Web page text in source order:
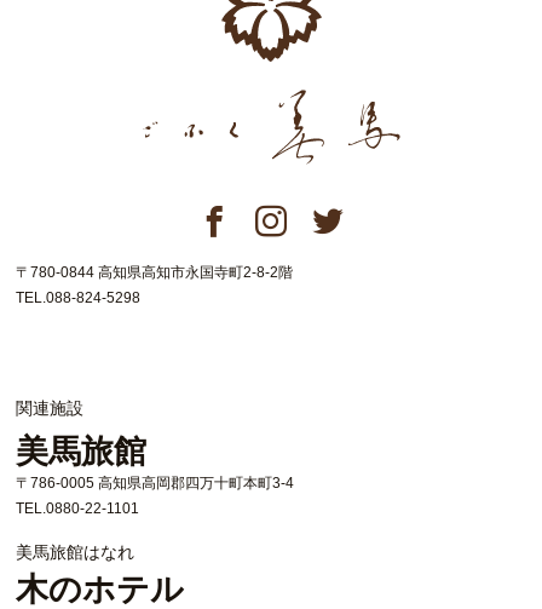
〒780-0844 高知県高知市永国寺町2-8-2階
TEL.088-824-5298
関連施設
美馬旅館
〒786-0005 高知県高岡郡四万十町本町3-4
TEL.0880-22-1101
美馬旅館はなれ
木のホテル